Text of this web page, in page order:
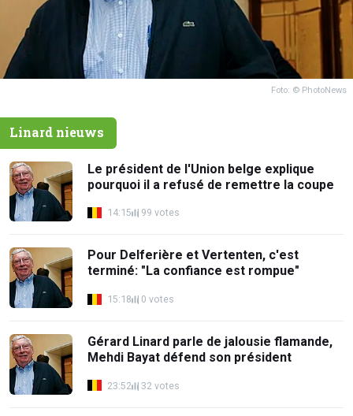
Foto: © PhotoNews
Linard nieuws
Le président de l'Union belge explique
pourquoi il a refusé de remettre la coupe
14:15 99 votes
Pour Delferière et Vertenten, c'est
terminé: "La confiance est rompue"
15:18 0 votes
Gérard Linard parle de jalousie flamande,
Mehdi Bayat défend son président
23:52 32 votes